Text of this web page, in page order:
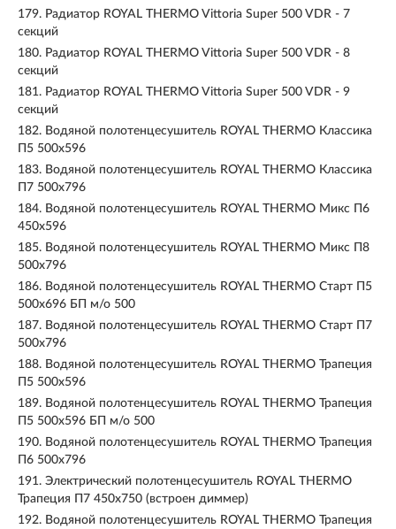
179. Радиатор ROYAL THERMO Vittoria Super 500 VDR - 7
секций
180. Радиатор ROYAL THERMO Vittoria Super 500 VDR - 8
секций
181. Радиатор ROYAL THERMO Vittoria Super 500 VDR - 9
секций
182. Водяной полотенцесушитель ROYAL THERMO Классика
П5 500x596
183. Водяной полотенцесушитель ROYAL THERMO Классика
П7 500x796
184. Водяной полотенцесушитель ROYAL THERMO Микс П6
450x596
185. Водяной полотенцесушитель ROYAL THERMO Микс П8
500x796
186. Водяной полотенцесушитель ROYAL THERMO Старт П5
500x696 БП м/о 500
187. Водяной полотенцесушитель ROYAL THERMO Старт П7
500x796
188. Водяной полотенцесушитель ROYAL THERMO Трапеция
П5 500x596
189. Водяной полотенцесушитель ROYAL THERMO Трапеция
П5 500x596 БП м/о 500
190. Водяной полотенцесушитель ROYAL THERMO Трапеция
П6 500x796
191. Электрический полотенцесушитель ROYAL THERMO
Трапеция П7 450x750 (встроен диммер)
192. Водяной полотенцесушитель ROYAL THERMO Трапеция